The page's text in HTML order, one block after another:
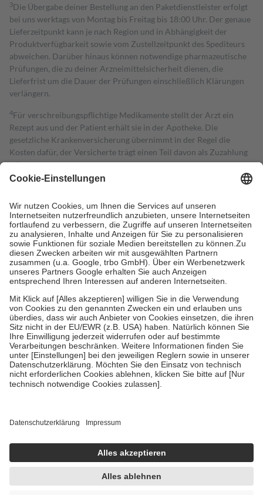
3Die Übergabe deiner Bestellung an den Paketdienstleister erfolgt
bei uns werktags von Montag bis Freitag bis 18:00 Uhr. Der genaue
Lieferzeitpunkt kann je nach Region und in Abhängigkeit der
Produktverfügbarkeit sowie vom Zustellzeitpunkt des Spediteurs
abweichen. Darüber hinaus können notwendige pharmazeutische
Prüfungen, die zu deiner Arzneimittelsicherheit dienen, die
Lieferfrist um die Dauer der Prüfungen einschließlich Klärungen
verlängern.
4Für verschreibungspflichtige Medikamente stellt der Arzt ein
Rezept aus und der Patient erhält sie in der Apotheke. Die
gesetzliche Krankenversicherung übernimmt in der Regel die
Kosten dafür, der Versicherte trägt einen Teil davon als Zuzahlung
mit.
Grundsätzlich leisten Mitglieder Zuzahlungen in Höhe von zehn
höchstens zehn Euro.
Es sind jedoch nie mehr als die tatsächlichen
Kosten der Leistung zu entrichten.
Diese Regeln gelten grundsätzlich auch für Online-Apotheken.
Bei Heilmitteln und häuslicher Krankenpflege beträgt die
Zuzahlung zehn Prozent der Kosten sowie zehn Euro je
Verordnung.
Um das Engagement der Versicherten für ihre eigene Gesundheit zu
stärken und die besondere Stellung der Familie zu unterstützen,
fallenkeine Zuzahlungenan bei:
• Kindern und Jugendlichen bis zum vollendeten 18. Lebensjahr
mit Ausnahme der Fahrkosten
• Untersuchungen zur Vorsorge und Früherkennung, die von der
GKV getragen werden
• empfohlenen Schutzimpfungen
• Harn- und Blutteststreifen
getroffen, um sicherzustellen, dass es sich um echte Bewertungen
https://help.etrusted.com/hc/de/articles/4419944605341
Einige Bilder und Inhalte wurden unter Zuhilfenahme künstlicher